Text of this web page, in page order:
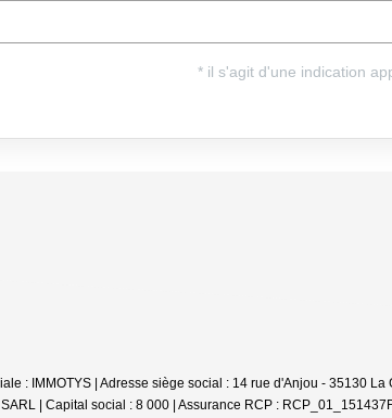
: IMMOTYS | Adresse siège social : 14 rue d'Anjou - 35130
| Capital social : 8 000 | Assurance RCP : RCP_01_151437F